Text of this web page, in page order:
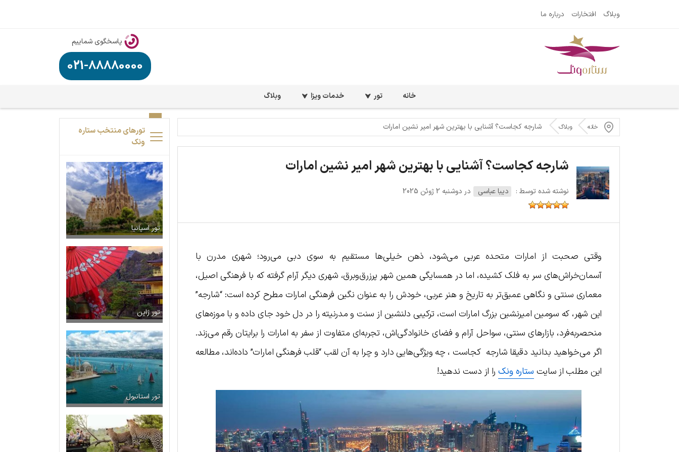
وبلاگ افتخارات درباره ما
پاسخگوی شماییم
021-88880000
خانه تور خدمات ویزا وبلاگ
خانه وبلاگ شارجه کجاست؟ آشنایی با بهترین شهر امیر نشین امارات
شارجه کجاست؟ آشنایی با بهترین شهر امیر نشین امارات
نوشته شده توسط : دیبا عباسی در دوشنبه 2 ژوئن 2025
وقتی صحبت از امارات متحده عربی می‌شود، ذهن خیلی‌ها مستقیم به سوی دبی می‌رود؛ شهری مدرن با
آسمان‌خراش‌های سر به فلک کشیده، اما در همسایگی همین شهر پرزرق‌وبرق، شهری دیگر آرام گرفته که با فرهنگی اصیل،
معماری سنتی و نگاهی عمیق‌تر به تاریخ و هنر عربی، خودش را به عنوان نگین فرهنگی امارات مطرح کرده است: “شارجه”
این شهر، که سومین امیرنشین بزرگ امارات است، ترکیبی دلنشین از سنت و مدرنیته را در دل خود جای داده و با موزه‌های
منحصربه‌فرد، بازارهای سنتی، سواحل آرام و فضای خانوادگی‌اش، تجربه‌ای متفاوت از سفر به امارات را برایتان رقم می‌زند.
اگر می‌خواهید بدانید دقیقا شارجه کجاست ، چه ویژگی‌هایی دارد و چرا به آن لقب “قلب فرهنگی امارات” داده‌اند، مطالعه
این مطلب از سایت ستاره ونک را از دست ندهید!
تورهای منتخب ستاره
ونک
تور اسپانیا
تور ژاپن
تور استانبول